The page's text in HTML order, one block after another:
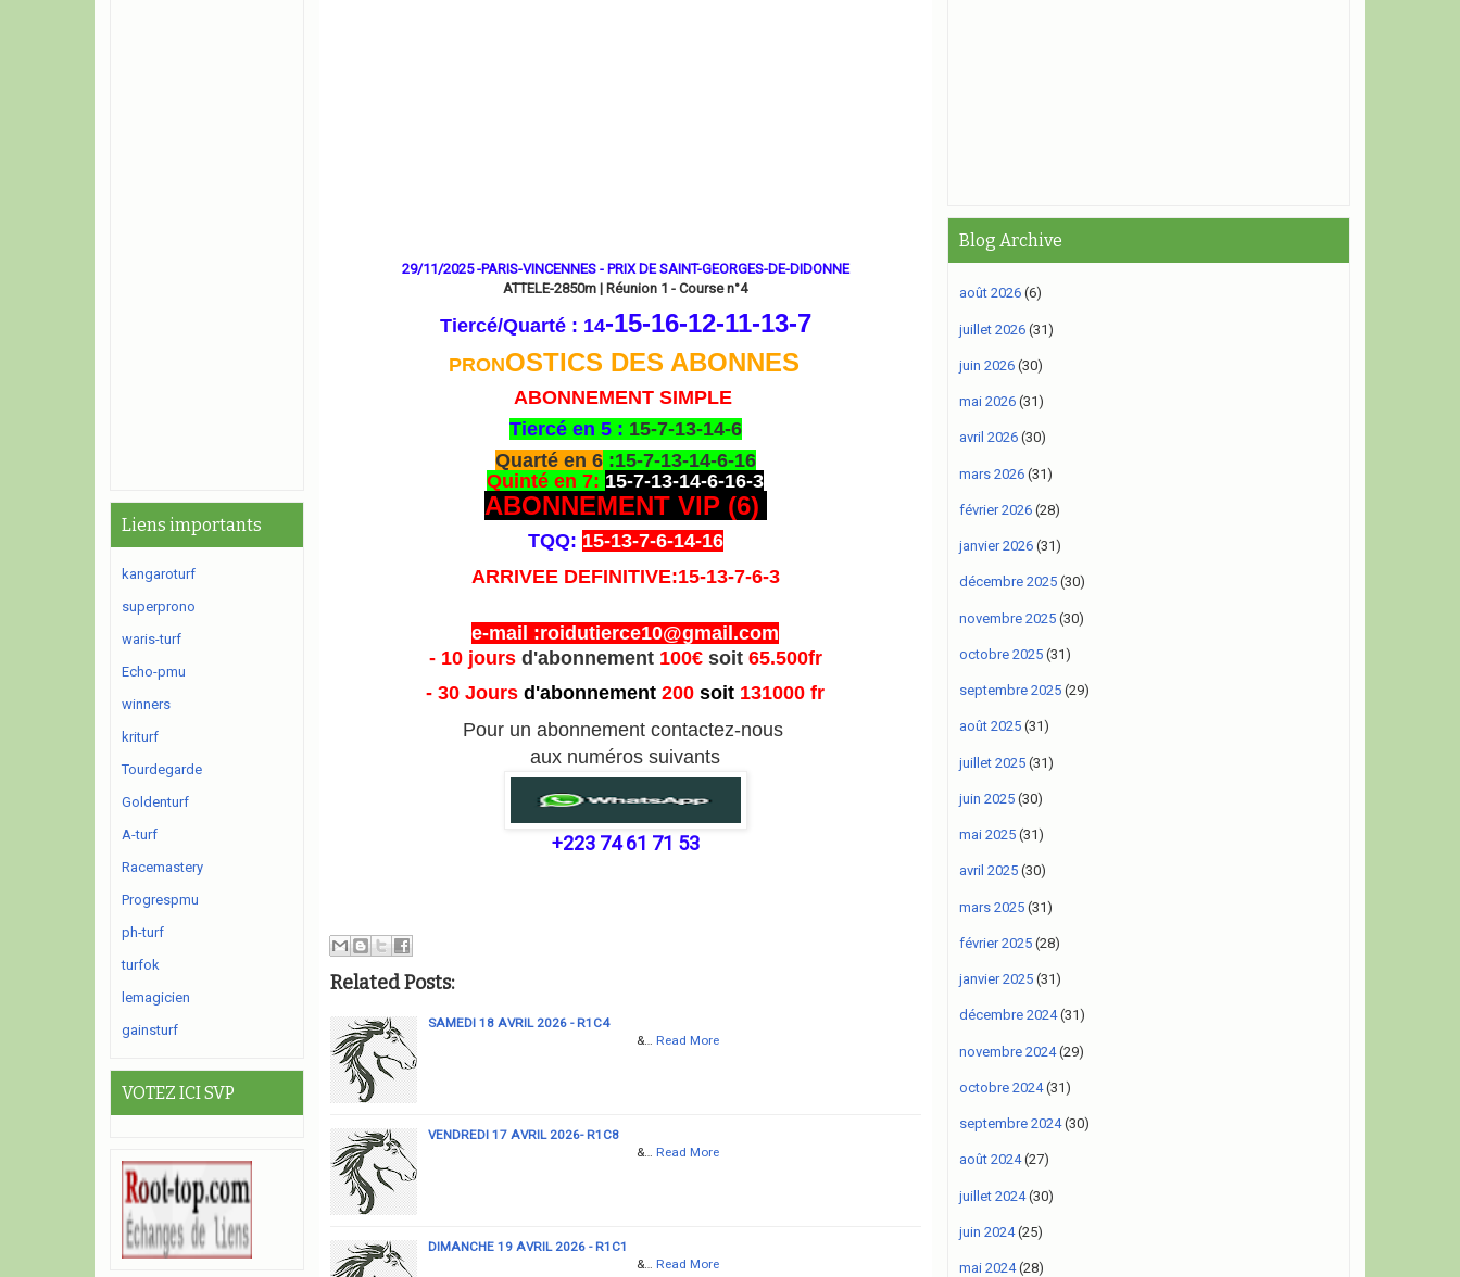
29/11/2025 -PARIS-VINCENNES - PRIX DE SAINT-GEORGES-DE-DIDONNE
ATTELE-2850m | Réunion 1 - Course n°4
Tiercé/Quarté : 14-15-16-12-11-13-7
PRONOSTICS DES ABONNES
ABONNEMENT SIMPLE
Tiercé en 5 : 15-7-13-14-6
Quarté en 6:15-7-13-14-6-16
Quinté en 7: 15-7-13-14-6-16-3
ABONNEMENT VIP (6)
TQQ: 15-13-7-6-14-16
ARRIVEE DEFINITIVE:15-13-7-6-3
e-mail :roidutierce10@gmail.com
- 10 jours d'abonnement 100€ soit 65.500fr
- 30 Joursd'abonnement 200soit 131000 fr
Pour un abonnement contactez-nous
aux numéros suivants
+223 74 61 71 53
Related Posts:
SAMEDI 18 AVRIL 2026 - R1C4
&…
Read More
VENDREDI 17 AVRIL 2026- R1C8
&…
Read More
DIMANCHE 19 AVRIL 2026 - R1C1
&…
Read More
Liens importants
kangaroturf
superprono
waris-turf
Echo-pmu
winners
kriturf
Tourdegarde
Goldenturf
A-turf
Racemastery
Progrespmu
ph-turf
turfok
lemagicien
gainsturf
VOTEZ ICI SVP
Blog Archive
août 2026(6)
juillet 2026(31)
juin 2026(30)
mai 2026(31)
avril 2026(30)
mars 2026(31)
février 2026(28)
janvier 2026(31)
décembre 2025(30)
novembre 2025(30)
octobre 2025(31)
septembre 2025(29)
août 2025(31)
juillet 2025(31)
juin 2025(30)
mai 2025(31)
avril 2025(30)
mars 2025(31)
février 2025(28)
janvier 2025(31)
décembre 2024(31)
novembre 2024(29)
octobre 2024(31)
septembre 2024(30)
août 2024(27)
juillet 2024(30)
juin 2024(25)
mai 2024(28)